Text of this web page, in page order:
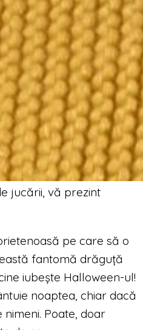
jucării, vă prezint
pe care să o
fantomă drăguță
iubește Halloween-ul!
noaptea, chiar dacă
Poate, doar